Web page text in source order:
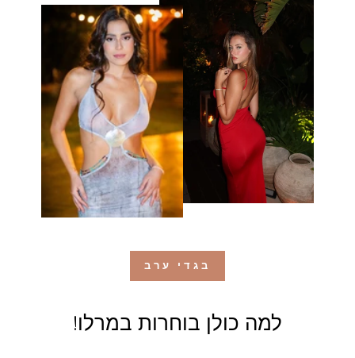
בגדי ערב
למה כולן בוחרות במרלו!